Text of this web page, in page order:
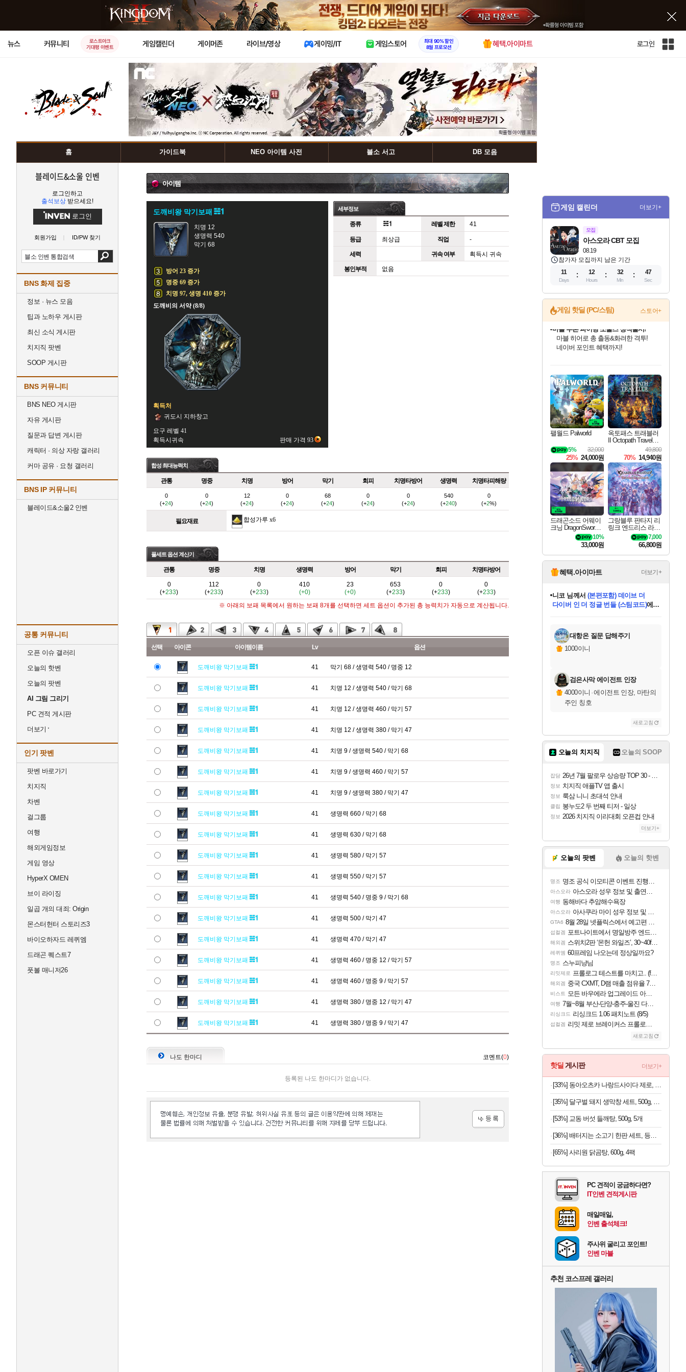
X
뉴스 커뮤니티
로스트아크
기대평 이벤트
게임캘린더 게이머존 라이브/영상 게이밍/IT 게임스토어
최대 90% 할인
8월 프로모션
혜택.아이마트 로그인
인
홈 가이드북 NEO 아이템 사전 블소 서고 DB 모음
블레이드&소울 인벤
로그인하고
출석보상 받으세요!
로그인
회원가입 ID/PW 찾기
BNS 화제 집중
정보 · 뉴스 모음
팁과 노하우 게시판
최신 소식 게시판
치지직 팟벤
SOOP 게시판
BNS 커뮤니티
BNS NEO 게시판
자유 게시판
질문과 답변 게시판
캐릭터 · 의상 자랑 갤러리
커마 공유 · 요청 갤러리
BNS IP 커뮤니티
블레이드&소울2 인벤
공통 커뮤니티
오픈 이슈 갤러리
오늘의 핫벤
오늘의 팟벤
AI 그림 그리기
PC 견적 게시판
더보기
인기 팟벤
팟벤 바로가기
치지직
차벤
걸그룹
여행
해외게임정보
게임 영상
HyperX OMEN
브이 라이징
일곱 개의 대죄: Origin
몬스터헌터 스토리즈3
바이오하자드 레퀴엠
드래곤 퀘스트7
풋볼 매니저26
아이템
도깨비왕 막기보패
치명 12
생명력 540
막기 68
방어 23 증가
명중 69 증가
치명 97, 생명 410 증가
도깨비의 서약 (8/8)
획득처
귀도시 지하창고
요구 레벨 41
획득시귀속
판매 가격 93
세부정보
종류 레벨 제한 41
등급 최상급 직업 -
세력 귀속 여부 획득시 귀속
봉인부적 없음
합성 최대능력치
관통 명중 치명 방어 막기 회피 치명타방어 생명력 치명타피해량
0
(+24)
0
(+24)
12
(+24)
0
(+24)
68
(+24)
0
(+24)
0
(+24)
540
(+240)
0
(+2%)
필요재료 합성가루 x6
풀세트 옵션 계산기
관통 명중 치명 생명력 방어 막기 회피 치명타방어
0
(+233)
112
(+233)
0
(+233)
410
(+0)
23
(+0)
653
(+233)
0
(+233)
0
(+233)
※ 아래의 보패 목록에서 원하는 보패 8개를 선택하면 세트 옵션이 추가된 총 능력치가 자동으로 계산됩니다.
선택 아이콘 아이템이름 Lv 옵션
도깨비왕 막기보패 41 막기 68 / 생명력 540 / 명중 12
도깨비왕 막기보패 41 치명 12 / 생명력 540 / 막기 68
도깨비왕 막기보패 41 치명 12 / 생명력 460 / 막기 57
도깨비왕 막기보패 41 치명 12 / 생명력 380 / 막기 47
도깨비왕 막기보패 41 치명 9 / 생명력 540 / 막기 68
도깨비왕 막기보패 41 치명 9 / 생명력 460 / 막기 57
도깨비왕 막기보패 41 치명 9 / 생명력 380 / 막기 47
도깨비왕 막기보패 41 생명력 660 / 막기 68
도깨비왕 막기보패 41 생명력 630 / 막기 68
도깨비왕 막기보패 41 생명력 580 / 막기 57
도깨비왕 막기보패 41 생명력 550 / 막기 57
도깨비왕 막기보패 41 생명력 540 / 명중 9 / 막기 68
도깨비왕 막기보패 41 생명력 500 / 막기 47
도깨비왕 막기보패 41 생명력 470 / 막기 47
도깨비왕 막기보패 41 생명력 460 / 명중 12 / 막기 57
도깨비왕 막기보패 41 생명력 460 / 명중 9 / 막기 57
도깨비왕 막기보패 41 생명력 380 / 명중 12 / 막기 47
도깨비왕 막기보패 41 생명력 380 / 명중 9 / 막기 47
나도 한마디 코멘트(0)
등록된 나도 한마디가 없습니다.
게임 캘린더 더보기+
모집
08.19
아스오라 CBT 모집
참가자 모집까지 남은 기간
11
Days
12
Hours
32
Min
47
Sec
게임 핫딜 (PC/스팀) 스토어+
최대 90% 할인가를 만나보세요!
네이버혜택과 함께 만나보세요!
50%할인&추가 적립까지!
네이버 포인트 혜택까지!
귀무자: 검의 길 예약 판매 중!
10% 할인과
이니&베니 혜택까지!
네이버 혜택가와 함께 예약하세요!
할인&네이버혜택으로 만나보세요!
네이버페이 혜택과 만나보세요!
40주년 프로모션으로 만나보세요!
할인가에 만나보세요!
일부 에디션 상시 할인!
혜택으로 예약 판매 중
편안하게 충전하세요
팰월드 Palworld
32,000
5%
25% 24,000원
옥토패스 트래블러
II Octopath Traveler I
49,800
70% 14,940원
드래곤소드 어웨이
크닝 DragonSword A
10%
33,000원
그랑블루 판타지 리
링크 엔드리스 라그
나로크 Granblue Fa
ntasy Relink Endless
7,000
66,800원
혜택.아이마트 더보기+
교환.
당첨되셨습니다.
니코님께서 (본편포함) 데이브 더
다이버 인 더 정글 번들 (스팀코드)에
당첨되셨습니다.
당첨되셨습니다.
당첨되셨습니다.
당첨되셨습니다.
당첨되셨습니다.
에디션 (스팀코드)를 교환.
당첨되셨습니다.
대항온 질문 답해주기
1000이니
검은사막 에이전트 인장
4000이니 ·에이전트 인장, 마탄의
주인 칭호
새로고침
오늘의 치지직 오늘의 SOOP
잡담 26년 7월 팔로우 상승량 TOP 30 - 월간 치지직
정보 치지직 애플TV 앱 출시
정보 룩삼 니니 초대석 안내
클립 봉누도2 두 번째 티저 - 일상
정보 2026 치지직 이리대회 오픈컵 안내
더보기+
오늘의 팟벤 오늘의 핫벤
명조 명조 공식 이모티콘 이벤트 진행해봤습니다! 참여부터 추첨까지????
아스오라 아스오라 성우 정보 및 출연작 모음
여행 동해바다 추암해수욕장
아스오라 아사쿠라 마이 성우 정보 및 주요 필모
GTA6 8월 28일 넷플릭스에서 예고편 공개 예정
섭컬겜 포트나이트에서 명일방주 엔드필드 [펠리카] 판매 예정
해외겜 스위치2판 ‘몬헌 와일즈’, 30~40fps 목표 추정
레퀴엠 60프레임 나오는데 정상일까요?
명조 스누피냥님
리밋제로 프롤로그 테스트를 마치고.. (feat. 리아)
해외겜 중국 CXMT, D램 매출 점유율 7%…글로벌 4위로 부상
비스트 모든 바우에라 업그레이드 아이템 획득 위치 공략 (89개)
여행 7월~8월 부산-단양-충주-울진 다녀왔어요~
리싱크드 리싱크드 1.06 패치노트 (8/5)
섭컬겜 리밋 제로 브레이커스 프롤로그 테스트 후기 영상 업로드
새로고침
핫딜 게시판 더보기+
[33%] 동아오츠카 나랑드사이다 제로, 오리지널, 345ml, 24개
[35%] 달구벌 돼지 생막창 세트, 500g, 2봉
[53%] 교동 버섯 들깨탕, 500g, 5개
[36%] 배터지는 소고기 한판 세트, 등심살 300g + 살치살 200g + 부채살 200g + 갈비살 200g + 우삼겹 300g, 1.2kg, 1세트
[65%] 사리원 닭곰탕, 600g, 4팩
PC 견적이 궁금하다면?
IT인벤 견적게시판
매일매일,
인벤 출석체크!
주사위 굴리고 포인트!
인벤 마블
추천 코스프레 갤러리